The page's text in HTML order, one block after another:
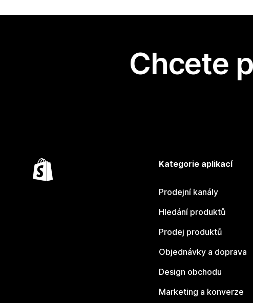
Chcete
Kategorie aplikací
Prodejní kanály
Hledání produktů
Prodej produktů
Objednávky a doprava
Design obchodu
Marketing a konverze